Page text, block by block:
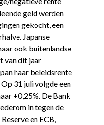
geld werden
gekocht, een
Japanse
ook buitenlandse
van dit jaar
haar beleidsrente
31 juli volgde een
+0,25%. De Bank
in tegen de
en ECB,